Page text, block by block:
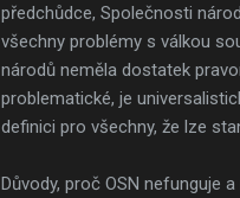
předchůdce, Společnosti
všechny problémy s válkou
národů neměla dostatek
problematické, je
definici pro všechny, že lze
Důvody, proč OSN nefunguje